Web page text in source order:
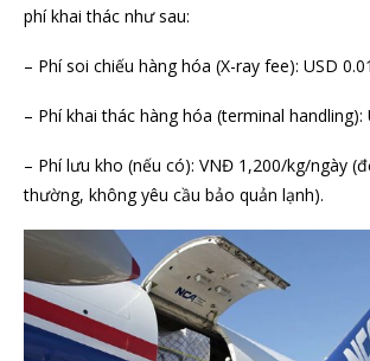
phí khai thác như sau:
– Phí soi chiếu hàng hóa (X-ray fee): USD
– Phí khai thác hàng hóa (terminal handling):
– Phí lưu kho (nếu có): VNĐ 1,200/kg/ngày
thường, không yêu cầu bảo quản lạnh).